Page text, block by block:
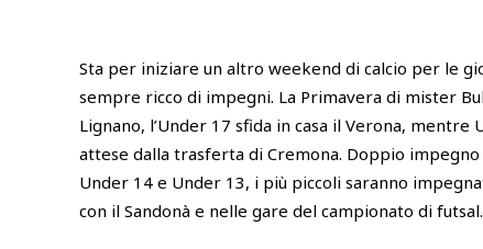
Sta per iniziare un altro weekend di calcio per le
sempre ricco di impegni. La Primavera di mister
Lignano, l’Under 17 sfida in casa il Verona, mentre
attese dalla trasferta di Cremona. Doppio
Under 14 e Under 13, i più piccoli saranno
con il Sandonà e nelle gare del campionato di futsal.